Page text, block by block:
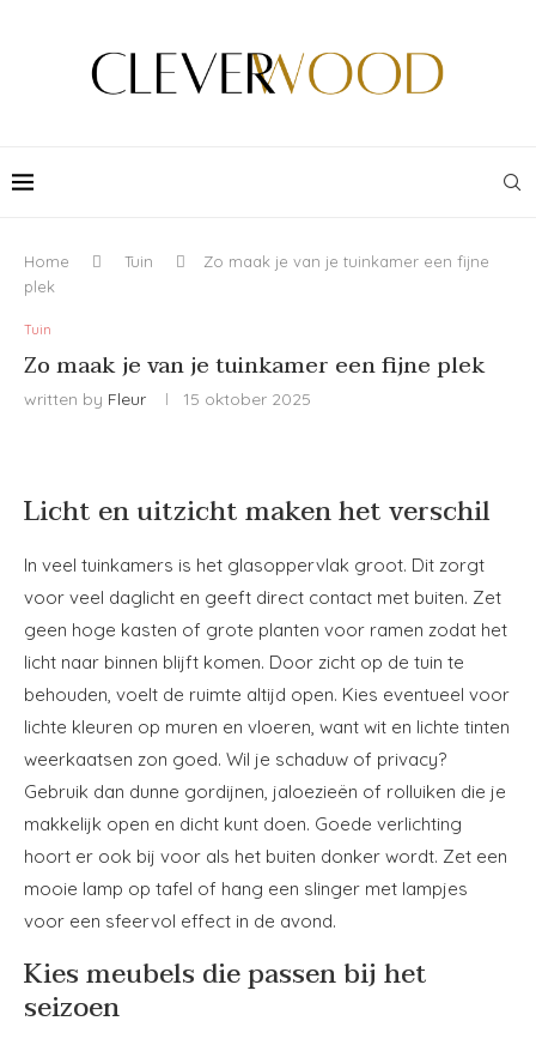
Home Tuin
Zo maak je van je tuinkamer een fijne
plek
Tuin
Zo maak je van je tuinkamer een fijne plek
written by Fleur 15 oktober 2025
Licht en uitzicht maken het verschil
In veel tuinkamers is het glasoppervlak groot. Dit zorgt
voor veel daglicht en geeft direct contact met buiten. Zet
geen hoge kasten of grote planten voor ramen zodat het
licht naar binnen blijft komen. Door zicht op de tuin te
behouden, voelt de ruimte altijd open. Kies eventueel voor
lichte kleuren op muren en vloeren, want wit en lichte tinten
weerkaatsen zon goed. Wil je schaduw of privacy?
Gebruik dan dunne gordijnen, jaloezieën of rolluiken die je
makkelijk open en dicht kunt doen. Goede verlichting
hoort er ook bij voor als het buiten donker wordt. Zet een
mooie lamp op tafel of hang een slinger met lampjes
voor een sfeervol effect in de avond.
Kies meubels die passen bij het
seizoen